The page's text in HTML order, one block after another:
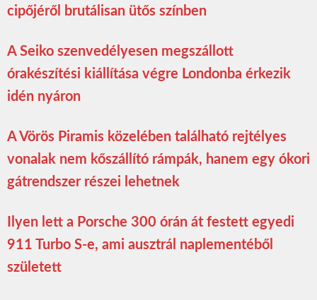
cipőjéről brutálisan ütős színben
A Seiko szenvedélyesen megszállott
órakészítési kiállítása végre Londonba érkezik
idén nyáron
A Vörös Piramis közelében található rejtélyes
vonalak nem kőszállító rámpák, hanem egy ókori
gátrendszer részei lehetnek
Ilyen lett a Porsche 300 órán át festett egyedi
911 Turbo S-e, ami ausztrál naplementéből
született